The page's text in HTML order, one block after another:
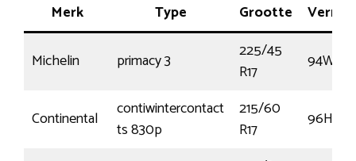
Merk Type Grootte
Michelin primacy 3
225/45
R17
94W
Continental
contiwintercontact
ts 830p
215/60
R17
96H